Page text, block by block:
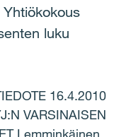
luku
16.4.2010
VARSINAISEN
Lemminkäinen